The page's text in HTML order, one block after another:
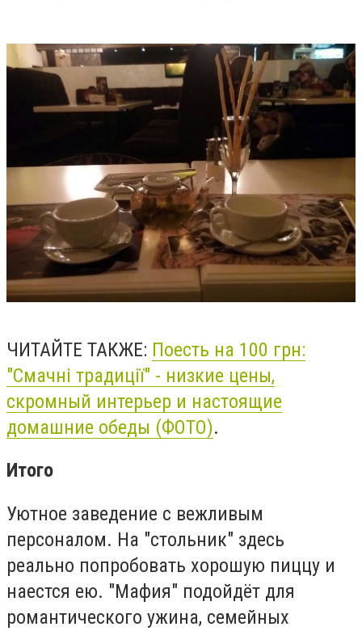
ЧИТАЙТЕ ТАКЖЕ: Поесть на 100 грн:
"Смачні традиції" - низкие цены,
скромный интерьер и настоящие
домашние обеды (ФОТО).
Итого
Уютное заведение с вежливым
персоналом. На "стольник" здесь
реально попробовать хорошую пиццу и
наестся ею. "Мафия" подойдёт для
романтического ужина, семейных